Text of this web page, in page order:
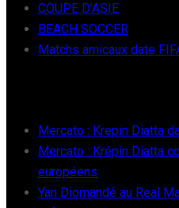
COUPE D’ASIE
BEACH SOCCER
Matchs amicaux date
Mercato : Krepin Diatta
Mercato : Krépin Diatta
européens
Yan Diomandé au Real